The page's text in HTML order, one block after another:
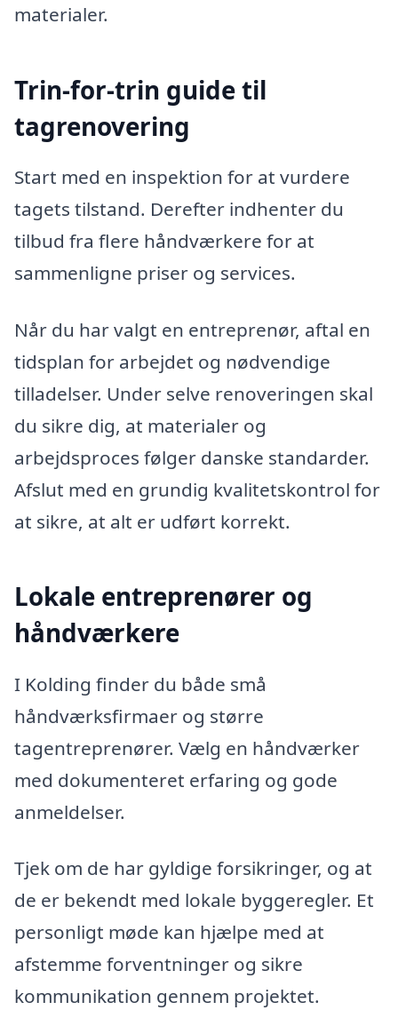
materialer.
Trin-for-trin guide til
tagrenovering
Start med en inspektion for at vurdere
tagets tilstand. Derefter indhenter du
tilbud fra flere håndværkere for at
sammenligne priser og services.
Når du har valgt en entreprenør, aftal en
tidsplan for arbejdet og nødvendige
tilladelser. Under selve renoveringen skal
du sikre dig, at materialer og
arbejdsproces følger danske standarder.
Afslut med en grundig kvalitetskontrol for
at sikre, at alt er udført korrekt.
Lokale entreprenører og
håndværkere
I Kolding finder du både små
håndværksfirmaer og større
tagentreprenører. Vælg en håndværker
med dokumenteret erfaring og gode
anmeldelser.
Tjek om de har gyldige forsikringer, og at
de er bekendt med lokale byggeregler. Et
personligt møde kan hjælpe med at
afstemme forventninger og sikre
kommunikation gennem projektet.